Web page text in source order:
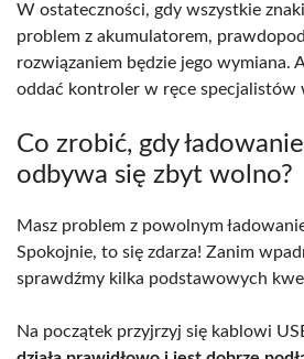
W ostateczności, gdy wszystkie
problem z akumulatorem,
rozwiązaniem będzie jego wymiana.
oddać kontroler w ręce specjalistów
Co zrobić, gdy
odbywa się zbyt wolno?
Masz problem z powolnym
Spokojnie, to się zdarza! Zanim
sprawdźmy kilka podstawowych
Na początek przyjrzyj się kablowi